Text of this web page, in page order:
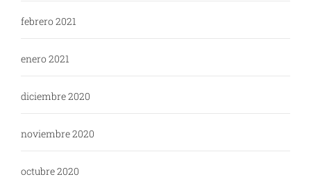
febrero 2021
enero 2021
diciembre 2020
noviembre 2020
octubre 2020